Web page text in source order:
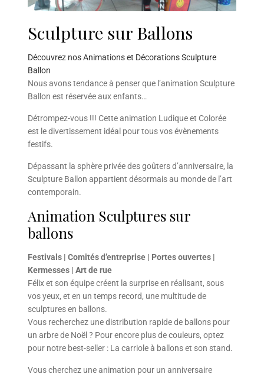
Sculpture sur Ballons
Découvrez nos Animations et Décorations Sculpture
Ballon
Nous avons tendance à penser que l’animation Sculpture
Ballon est réservée aux enfants…
Détrompez-vous !!! Cette animation Ludique et Colorée
est le divertissement idéal pour tous vos évènements
festifs.
Dépassant la sphère privée des goûters d’anniversaire, la
Sculpture Ballon appartient désormais au monde de l’art
contemporain.
Animation Sculptures sur
ballons
Festivals | Comités d’entreprise | Portes ouvertes |
Kermesses | Art de rue
Félix et son équipe créent la surprise en réalisant, sous
vos yeux, et en un temps record, une multitude de
sculptures en ballons.
Vous recherchez une distribution rapide de ballons pour
un arbre de Noël ? Pour encore plus de couleurs, optez
pour notre best-seller : La carriole à ballons et son stand.
Vous cherchez une animation pour un anniversaire